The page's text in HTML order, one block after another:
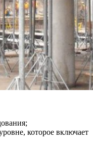
которое включает